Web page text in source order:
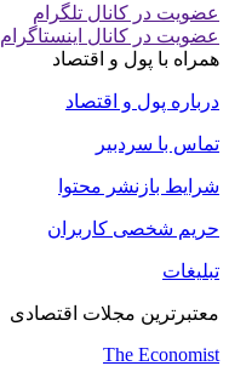
عضویت در کانال تلگرام
عضویت در کانال اینستاگرام
همراه با پول و اقتصاد
درباره پول و اقتصاد
تماس با سردبیر
شرایط بازنشر محتوا
حریم شخصی کاربران
تبلیغات
معتبرترین مجلات اقتصادی
The Economist